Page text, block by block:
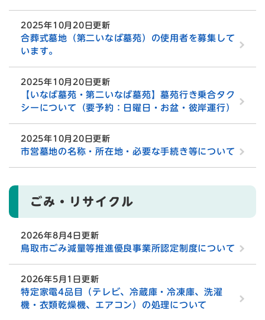
2025年10月20日更新
合葬式墓地（第二いなば墓苑）の使用者を募集して
います。
2025年10月20日更新
【いなば墓苑・第二いなば墓苑】墓苑行き乗合タク
シーについて（要予約：日曜日・お盆・彼岸運行）
2025年10月20日更新
市営墓地の名称・所在地・必要な手続き等について
ごみ・リサイクル
2026年8月4日更新
鳥取市ごみ減量等推進優良事業所認定制度について
2026年5月1日更新
特定家電4品目（テレビ、冷蔵庫・冷凍庫、洗濯
機・衣類乾燥機、エアコン）の処理について